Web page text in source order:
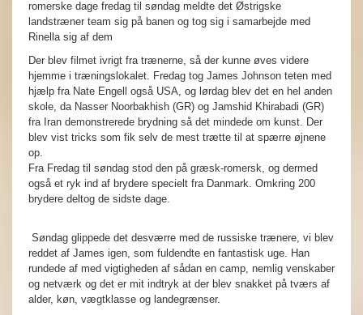
romerske dage fredag til søndag meldte det Østrigske
landstræner team sig på banen og tog sig i samarbejde med
Rinella sig af dem
Der blev filmet ivrigt fra trænerne, så der kunne øves videre
hjemme i træningslokalet. Fredag tog James Johnson teten med
hjælp fra Nate Engell også USA, og lørdag blev det en hel anden
skole, da Nasser Noorbakhish (GR) og Jamshid Khirabadi (GR)
fra Iran demonstrerede brydning så det mindede om kunst. Der
blev vist tricks som fik selv de mest trætte til at spærre øjnene
op.
Fra Fredag til søndag stod den på græsk-romersk, og dermed
også et ryk ind af brydere specielt fra Danmark. Omkring 200
brydere deltog de sidste dage.
Søndag glippede det desværre med de russiske trænere, vi blev
reddet af James igen, som fuldendte en fantastisk uge. Han
rundede af med vigtigheden af sådan en camp, nemlig venskaber
og netværk og det er mit indtryk at der blev snakket på tværs af
alder, køn, vægtklasse og landegrænser.